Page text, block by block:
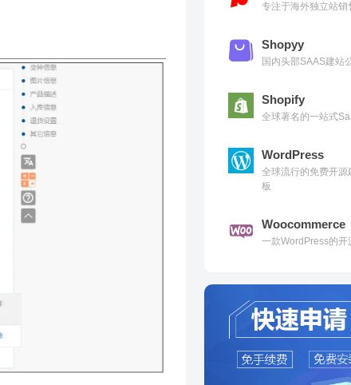
专注于海外独立站
Shopyy
国内头部SAAS建站
Shopify
全球著名的一站式
WordPress
全球流行的免费开
板
Woocommerce
一款WordPress的开